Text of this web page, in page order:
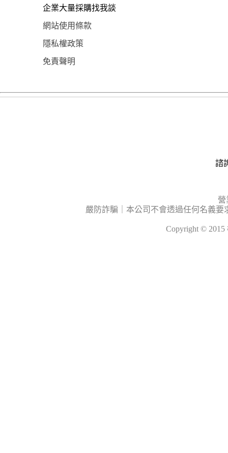
企業大量採購找我談
網站使用條款
隱私權政策
免責聲明
諮
營
嚴防詐騙｜本公司不會透過任何名義
Copyright ©